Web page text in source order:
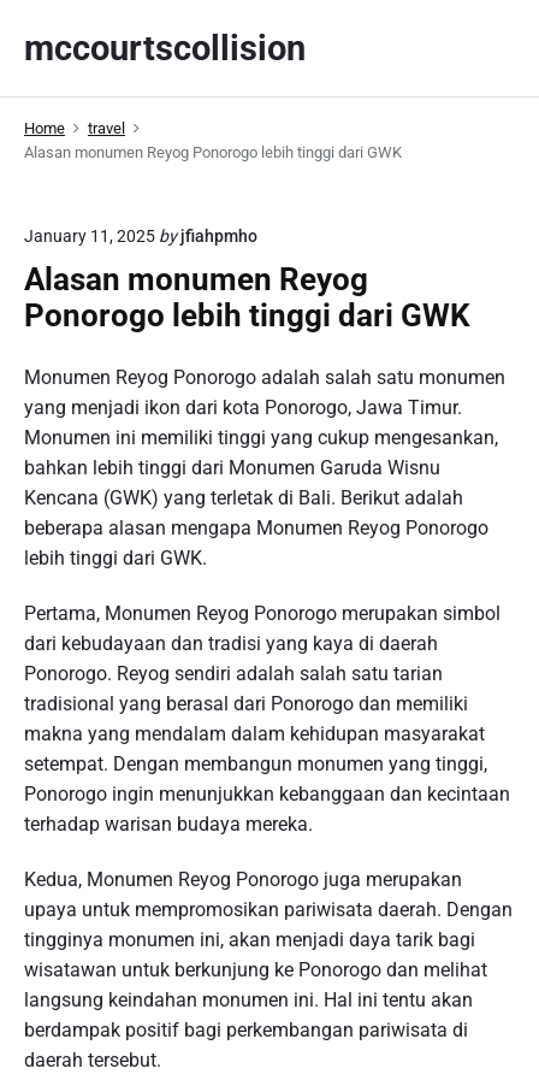
p
mccourtscollision
Home
travel
Alasan monumen Reyog Ponorogo lebih tinggi dari GWK
January 11, 2025 by jfiahpmho
Alasan monumen Reyog
Ponorogo lebih tinggi dari GWK
Monumen Reyog Ponorogo adalah salah satu monumen
yang menjadi ikon dari kota Ponorogo, Jawa Timur.
Monumen ini memiliki tinggi yang cukup mengesankan,
bahkan lebih tinggi dari Monumen Garuda Wisnu
Kencana (GWK) yang terletak di Bali. Berikut adalah
beberapa alasan mengapa Monumen Reyog Ponorogo
lebih tinggi dari GWK.
Pertama, Monumen Reyog Ponorogo merupakan simbol
dari kebudayaan dan tradisi yang kaya di daerah
Ponorogo. Reyog sendiri adalah salah satu tarian
tradisional yang berasal dari Ponorogo dan memiliki
makna yang mendalam dalam kehidupan masyarakat
setempat. Dengan membangun monumen yang tinggi,
Ponorogo ingin menunjukkan kebanggaan dan kecintaan
terhadap warisan budaya mereka.
Kedua, Monumen Reyog Ponorogo juga merupakan
upaya untuk mempromosikan pariwisata daerah. Dengan
tingginya monumen ini, akan menjadi daya tarik bagi
wisatawan untuk berkunjung ke Ponorogo dan melihat
langsung keindahan monumen ini. Hal ini tentu akan
berdampak positif bagi perkembangan pariwisata di
daerah tersebut.